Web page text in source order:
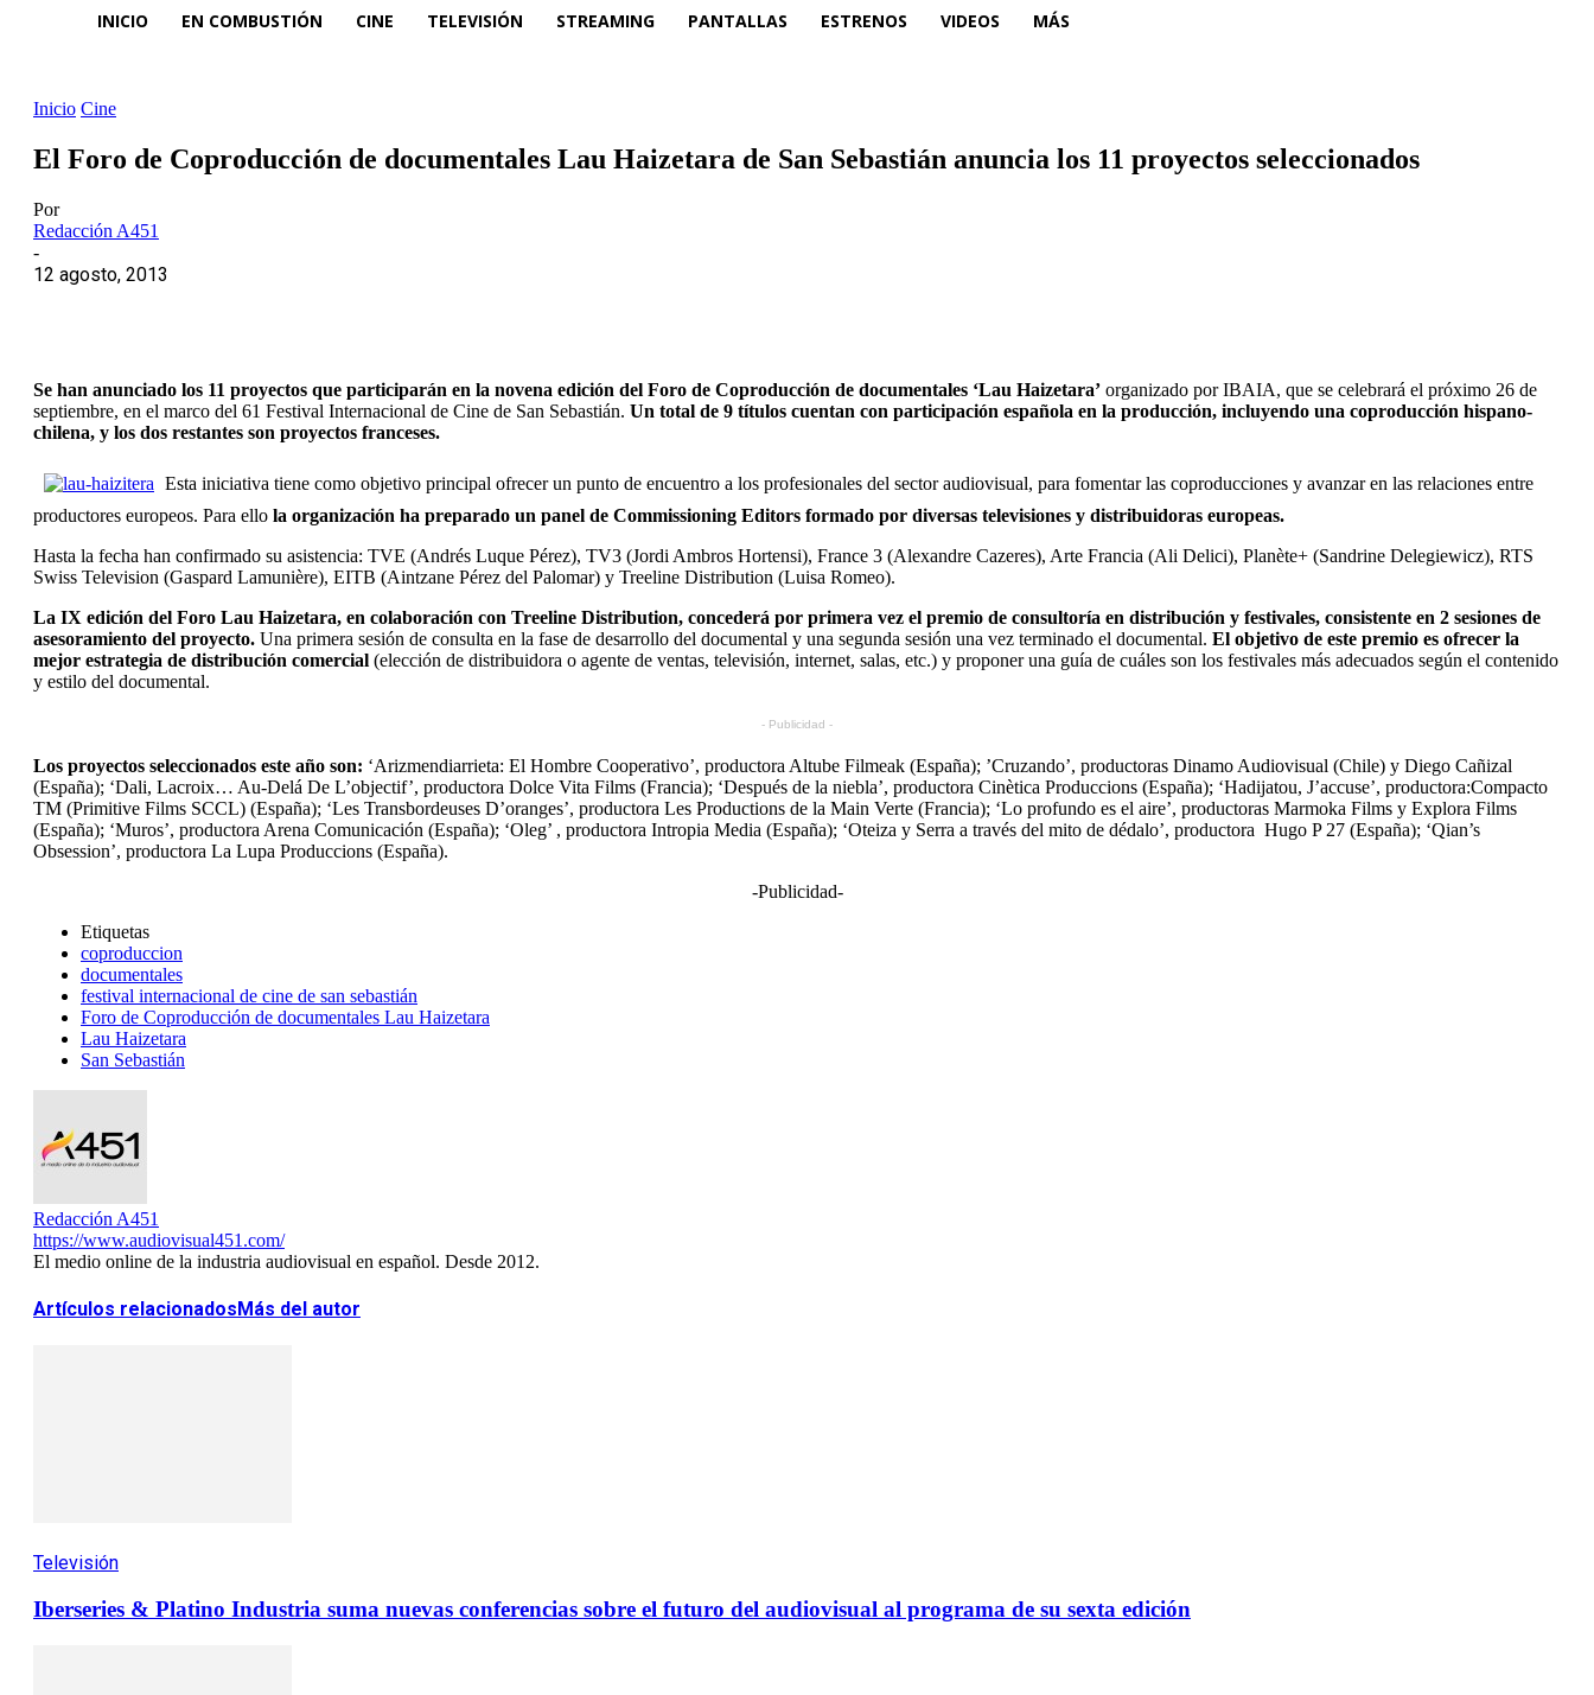
INICIO EN COMBUSTIÓN CINE TELEVISIÓN STREAMING PANTALLAS ESTRENOS VIDEOS MÁS
Inicio Cine
El Foro de Coproducción de documentales Lau Haizetara de San Sebastián anuncia los 11 proyectos seleccionados
Por
Redacción A451
-
12 agosto, 2013
Se han anunciado los 11 proyectos que participarán en la novena edición del Foro de Coproducción de documentales ‘Lau Haizetara’ organizado por IBAIA, que se celebrará el próximo 26 de
septiembre, en el marco del 61 Festival Internacional de Cine de San Sebastián. Un total de 9 títulos cuentan con participación española en la producción, incluyendo una coproducción hispano-
chilena, y los dos restantes son proyectos franceses.
Esta iniciativa tiene como objetivo principal ofrecer un punto de encuentro a los profesionales del sector audiovisual, para fomentar las coproducciones y avanzar en las relaciones entre
productores europeos. Para ello la organización ha preparado un panel de Commissioning Editors formado por diversas televisiones y distribuidoras europeas.
Hasta la fecha han confirmado su asistencia: TVE (Andrés Luque Pérez), TV3 (Jordi Ambros Hortensi), France 3 (Alexandre Cazeres), Arte Francia (Ali Delici), Planète+ (Sandrine Delegiewicz), RTS
Swiss Television (Gaspard Lamunière), EITB (Aintzane Pérez del Palomar) y Treeline Distribution (Luisa Romeo).
La IX edición del Foro Lau Haizetara, en colaboración con Treeline Distribution, concederá por primera vez el premio de consultoría en distribución y festivales, consistente en 2 sesiones de
asesoramiento del proyecto. Una primera sesión de consulta en la fase de desarrollo del documental y una segunda sesión una vez terminado el documental. El objetivo de este premio es ofrecer la
mejor estrategia de distribución comercial (elección de distribuidora o agente de ventas, televisión, internet, salas, etc.) y proponer una guía de cuáles son los festivales más adecuados según el contenido
y estilo del documental.
- Publicidad -
Los proyectos seleccionados este año son: ‘Arizmendiarrieta: El Hombre Cooperativo’, productora Altube Filmeak (España); ’Cruzando’, productoras Dinamo Audiovisual (Chile) y Diego Cañizal
(España); ‘Dali, Lacroix… Au-Delá De L’objectif’, productora Dolce Vita Films (Francia); ‘Después de la niebla’, productora Cinètica Produccions (España); ‘Hadijatou, J’accuse’, productora:Compacto
TM (Primitive Films SCCL) (España); ‘Les Transbordeuses D’oranges’, productora Les Productions de la Main Verte (Francia); ‘Lo profundo es el aire’, productoras Marmoka Films y Explora Films
(España); ‘Muros’, productora Arena Comunicación (España); ‘Oleg’ , productora Intropia Media (España); ‘Oteiza y Serra a través del mito de dédalo’, productora Hugo P 27 (España); ‘Qian’s
Obsession’, productora La Lupa Produccions (España).
-Publicidad-
Etiquetas
coproduccion
documentales
festival internacional de cine de san sebastián
Foro de Coproducción de documentales Lau Haizetara
Lau Haizetara
San Sebastián
Redacción A451
https://www.audiovisual451.com/
El medio online de la industria audiovisual en español. Desde 2012.
Artículos relacionadosMás del autor
Televisión
Iberseries & Platino Industria suma nuevas conferencias sobre el futuro del audiovisual al programa de su sexta edición